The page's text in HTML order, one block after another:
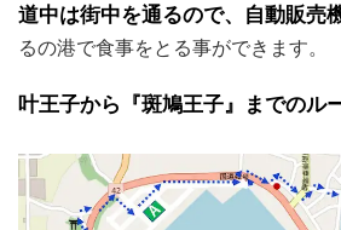
道中は街中を通るので、自動販売
るの港で食事をとる事ができます。
叶王子から『斑鳩王子』までのル